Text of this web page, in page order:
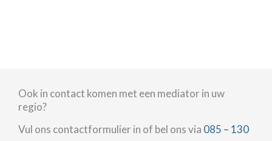
Ook in contact komen met een mediator in uw
regio?
Vul ons contactformulier in of bel ons via 085 – 130